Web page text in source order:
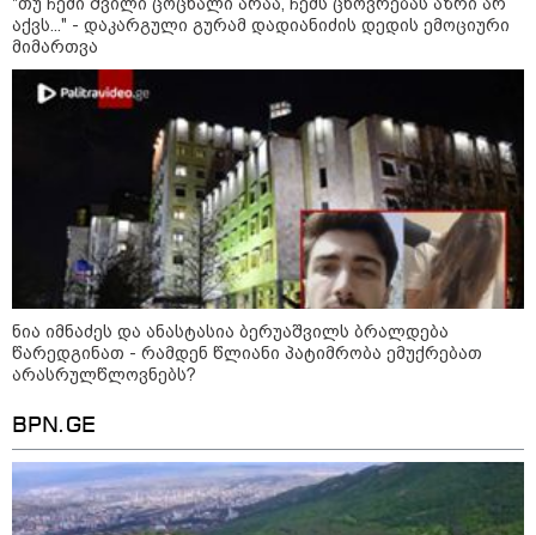
აქვს..." - დაკარგული გურამ დადიანიძის დედის ემოციური
მიმართვა
ნია იმნაძეს და ანასტასია ბერუაშვილს ბრალდება
წარედგინათ - რამდენ წლიანი პატიმრობა ემუქრებათ
არასრულწლოვნებს?
BPN.GE